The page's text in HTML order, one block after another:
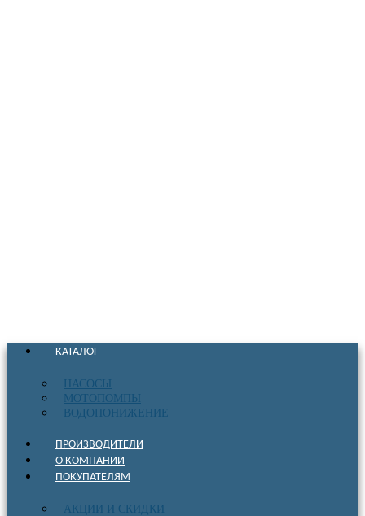
КАТАЛОГ
НАСОСЫ
МОТОПОМПЫ
ВОДОПОНИЖЕНИЕ
ПРОИЗВОДИТЕЛИ
О КОМПАНИИ
ПОКУПАТЕЛЯМ
АКЦИИ И СКИДКИ